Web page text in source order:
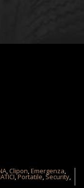
, Clipon,Emergenza,
,Portatile, Security,